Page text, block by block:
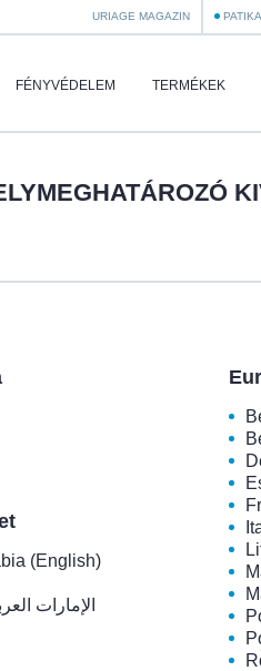
URIAGE MAGAZIN
FÉNYVÉDELEM TERMÉKEK
(English)
الإمارات